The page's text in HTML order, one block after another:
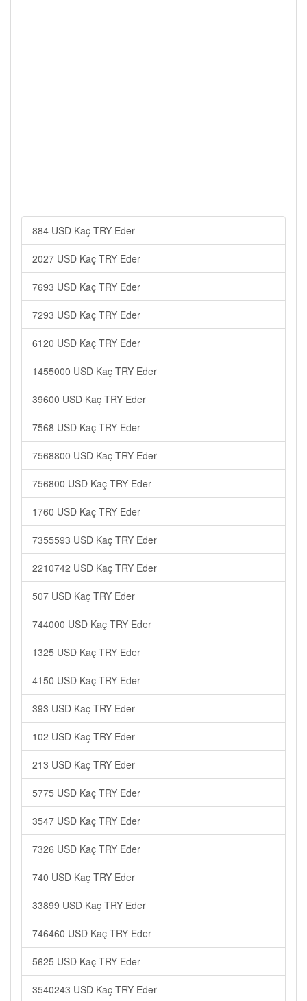
884 USD Kaç TRY Eder
2027 USD Kaç TRY Eder
7693 USD Kaç TRY Eder
7293 USD Kaç TRY Eder
6120 USD Kaç TRY Eder
1455000 USD Kaç TRY Eder
39600 USD Kaç TRY Eder
7568 USD Kaç TRY Eder
7568800 USD Kaç TRY Eder
756800 USD Kaç TRY Eder
1760 USD Kaç TRY Eder
7355593 USD Kaç TRY Eder
2210742 USD Kaç TRY Eder
507 USD Kaç TRY Eder
744000 USD Kaç TRY Eder
1325 USD Kaç TRY Eder
4150 USD Kaç TRY Eder
393 USD Kaç TRY Eder
102 USD Kaç TRY Eder
213 USD Kaç TRY Eder
5775 USD Kaç TRY Eder
3547 USD Kaç TRY Eder
7326 USD Kaç TRY Eder
740 USD Kaç TRY Eder
33899 USD Kaç TRY Eder
746460 USD Kaç TRY Eder
5625 USD Kaç TRY Eder
3540243 USD Kaç TRY Eder